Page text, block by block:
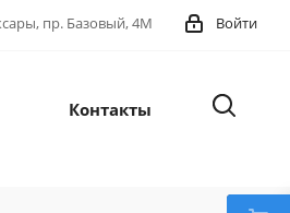
Войти
пр. Базовый, 4М
Контакты